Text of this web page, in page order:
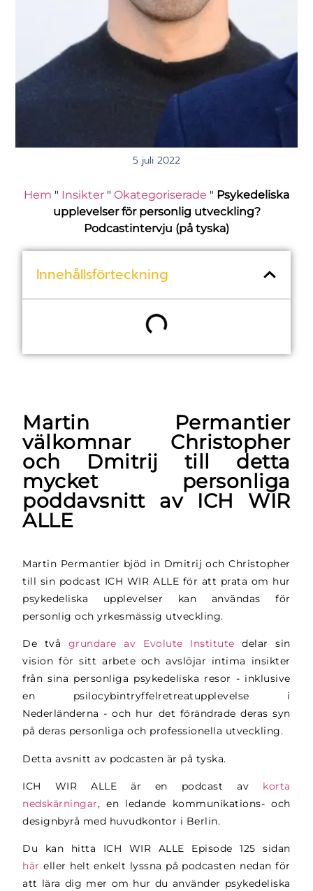
5 juli 2022
Hem " Insikter " Okategoriserade " Psykedeliska
upplevelser för personlig utveckling?
Podcastintervju (på tyska)
Innehållsförteckning
Martin Permantier
välkomnar Christopher
och Dmitrij till detta
mycket personliga
poddavsnitt av ICH WIR
ALLE
Martin Permantier bjöd in Dmitrij och Christopher
till sin podcast ICH WIR ALLE för att prata om hur
psykedeliska upplevelser kan användas för
personlig och yrkesmässig utveckling.
De två grundare av Evolute Institute delar sin
vision för sitt arbete och avslöjar intima insikter
från sina personliga psykedeliska resor - inklusive
en psilocybintryffelretreatupplevelse i
Nederländerna - och hur det förändrade deras syn
på deras personliga och professionella utveckling.
Detta avsnitt av podcasten är på tyska.
ICH WIR ALLE är en podcast av korta
nedskärningar, en ledande kommunikations- och
designbyrå med huvudkontor i Berlin.
Du kan hitta ICH WIR ALLE Episode 125 sidan
här eller helt enkelt lyssna på podcasten nedan för
att lära dig mer om hur du använder psykedeliska